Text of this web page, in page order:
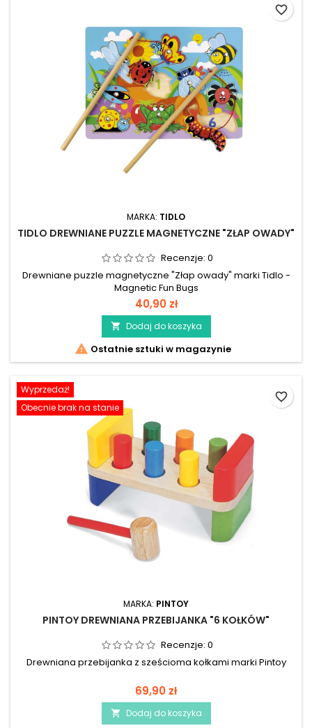
MARKA: TIDLO
TIDLO DREWNIANE PUZZLE MAGNETYCZNE "ZŁAP OWADY"
Recenzje: 0
Drewniane puzzle magnetyczne "Złap owady" marki Tidlo -
Magnetic Fun Bugs
40,90 zł
 Dodaj do koszyka
 Ostatnie sztuki w magazynie
favorite_border
Wyprzedaż!
Obecnie brak na stanie
MARKA: PINTOY
PINTOY DREWNIANA PRZEBIJANKA "6 KOŁKÓW"
Recenzje: 0
Drewniana przebijanka z sześcioma kołkami marki Pintoy
69,90 zł
 Dodaj do koszyka
favorite_border